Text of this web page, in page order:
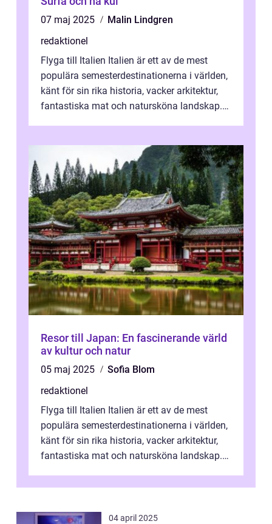
07 maj 2025
Malin Lindgren
redaktionel
Flyga till Italien Italien är ett av de mest
populära semesterdestinationerna i världen,
känt för sin rika historia, vacker arkitektur,
fantastiska mat och natursköna landskap.
Resor till Japan: En fascinerande värld
av kultur och natur
05 maj 2025
Sofia Blom
redaktionel
Flyga till Italien Italien är ett av de mest
populära semesterdestinationerna i världen,
känt för sin rika historia, vacker arkitektur,
fantastiska mat och natursköna landskap.
04 april 2025